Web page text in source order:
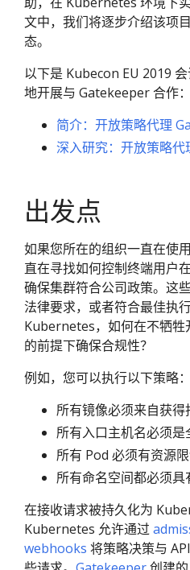
文中，我们将逐步介绍该项
态。
以下是 Kubecon EU 2019
地开展与 Gatekeeper 合作：
简介：开放策略代理
深入研究：开放策略代
出发点
如果您所在的组织一直在使
直在寻找如何控制终端用户
确保集群符合公司政策。这
法律要求，或者符合最佳执
Kubernetes，如何在不牺牲
的前提下确保合规性？
例如，您可以执行以下策略：
所有镜像必须来自获
所有入口主机名必须是
所有 Pod 必须有资源
所有命名空间都必须
在接收请求被持久化为
Kubernetes 允许通过
webhooks 将策略决策与